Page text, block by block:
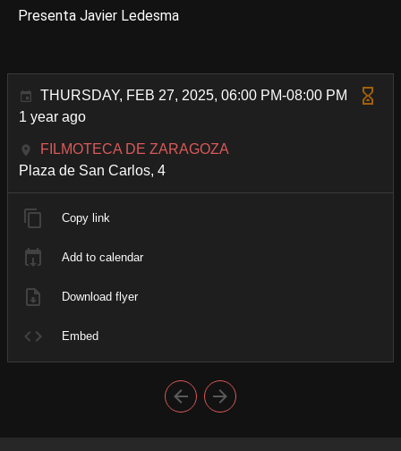
Presenta Javier Ledesma
THURSDAY, FEB 27, 2025, 06:00 PM-08:00 PM
1 year ago
FILMOTECA DE ZARAGOZA
Plaza de San Carlos, 4
Copy link
Add to calendar
Download flyer
Embed